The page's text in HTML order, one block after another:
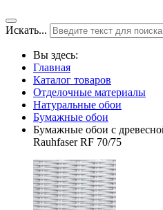
Искать...
Вы здесь:
Главная
Каталог товаров
Отделочные материалы
Натуральные обои
Бумажные обои
Бумажные обои с
Rauhfaser RF 70/75